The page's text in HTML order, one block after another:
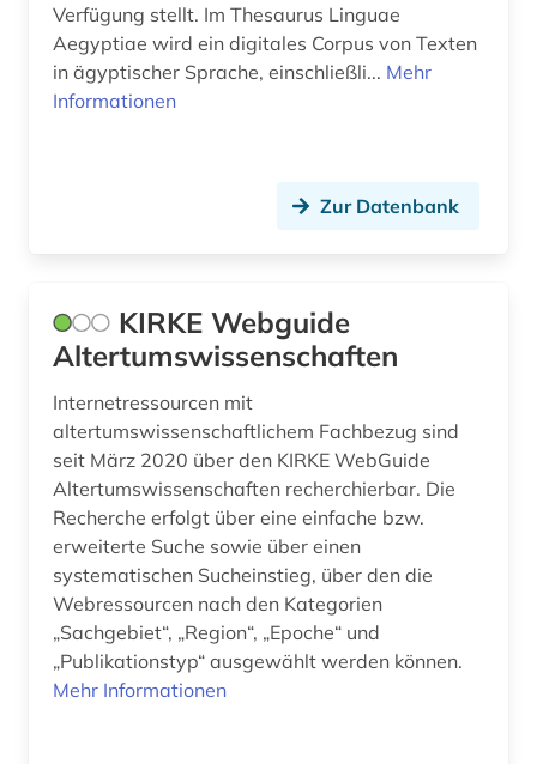
Verfügung stellt. Im Thesaurus Linguae
Aegyptiae wird ein digitales Corpus von Texten
in ägyptischer Sprache, einschließli... Mehr
Informationen
Zur Datenbank
KIRKE Webguide
Altertumswissenschaften
Internetressourcen mit
altertumswissenschaftlichem Fachbezug sind
seit März 2020 über den KIRKE WebGuide
Altertumswissenschaften recherchierbar. Die
Recherche erfolgt über eine einfache bzw.
erweiterte Suche sowie über einen
systematischen Sucheinstieg, über den die
Webressourcen nach den Kategorien
„Sachgebiet“, „Region“, „Epoche“ und
„Publikationstyp“ ausgewählt werden können.
Mehr Informationen